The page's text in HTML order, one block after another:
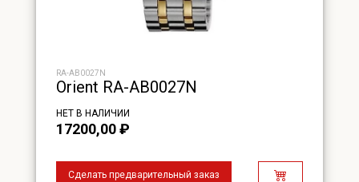
RA-AB0027N
Orient RA-AB0027N
НЕТ В НАЛИЧИИ
17200,00₽
Сделать предварительный заказ